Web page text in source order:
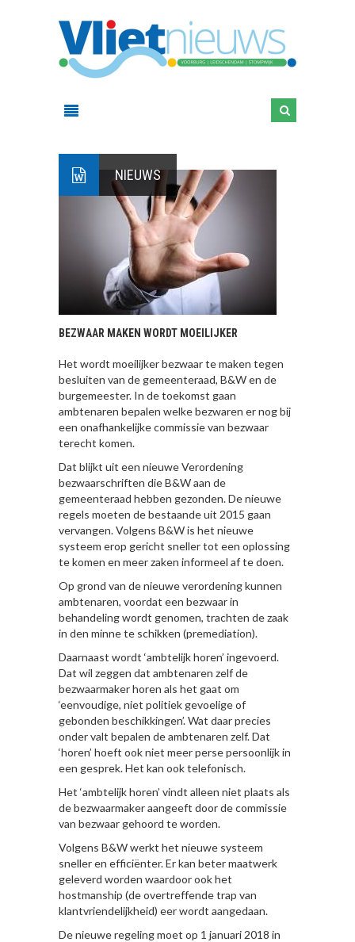
NIEUWS
BEZWAAR MAKEN WORDT MOEILIJKER
Het wordt moeilijker bezwaar te maken tegen
besluiten van de gemeenteraad, B&W en de
burgemeester. In de toekomst gaan
ambtenaren bepalen welke bezwaren er nog bij
een onafhankelijke commissie van bezwaar
terecht komen.
Dat blijkt uit een nieuwe Verordening
bezwaarschriften die B&W aan de
gemeenteraad hebben gezonden. De nieuwe
regels moeten de bestaande uit 2015 gaan
vervangen. Volgens B&W is het nieuwe
systeem erop gericht sneller tot een oplossing
te komen en meer zaken informeel af te doen.
Op grond van de nieuwe verordening kunnen
ambtenaren, voordat een bezwaar in
behandeling wordt genomen, trachten de zaak
in den minne te schikken (premediation).
Daarnaast wordt ‘ambtelijk horen’ ingevoerd.
Dat wil zeggen dat ambtenaren zelf de
bezwaarmaker horen als het gaat om
‘eenvoudige, niet politiek gevoelige of
gebonden beschikkingen’. Wat daar precies
onder valt bepalen de ambtenaren zelf. Dat
‘horen’ hoeft ook niet meer perse persoonlijk in
een gesprek. Het kan ook telefonisch.
Het ‘ambtelijk horen’ vindt alleen niet plaats als
de bezwaarmaker aangeeft door de commissie
van bezwaar gehoord te worden.
Volgens B&W werkt het nieuwe systeem
sneller en efficiënter. Er kan beter maatwerk
geleverd worden waardoor ook het
hostmanship (de overtreffende trap van
klantvriendelijkheid) eer wordt aangedaan.
De nieuwe regeling moet op 1 januari 2018 in